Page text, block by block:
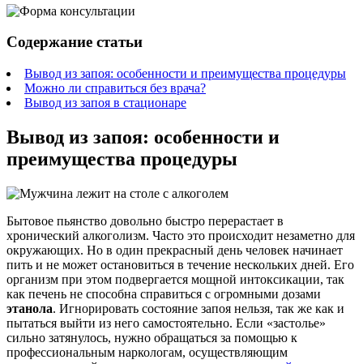
Содержание статьи
Вывод из запоя: особенности и преимущества процедуры
Можно ли справиться без врача?
Вывод из запоя в стационаре
Вывод из запоя: особенности и
преимущества процедуры
Бытовое пьянство довольно быстро перерастает в
хронический алкоголизм. Часто это происходит незаметно для
окружающих. Но в один прекрасный день человек начинает
пить и не может остановиться в течение нескольких дней. Его
организм при этом подвергается мощной интоксикации, так
как печень не способна справиться с огромными дозами
этанола. Игнорировать состояние запоя нельзя, так же как и
пытаться выйти из него самостоятельно. Если «застолье»
сильно затянулось, нужно обращаться за помощью к
профессиональным наркологам, осуществляющим